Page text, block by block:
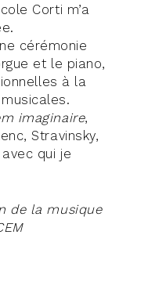
Corti m’a
cérémonie
et le piano,
à la
imaginaire,
Stravinsky,
qui je
de la musique